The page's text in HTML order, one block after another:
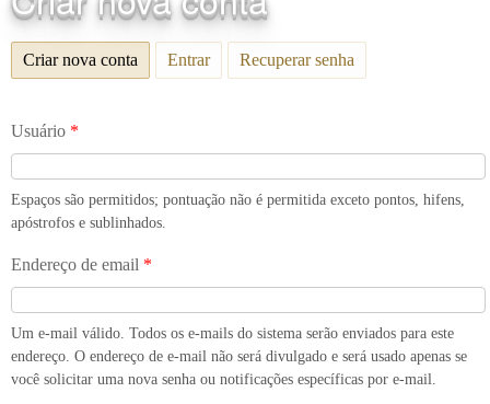
Criar nova conta (aba ativa)
Entrar Recuperar senha
Usuário *
Espaços são permitidos; pontuação não é permitida exceto pontos, hifens,
apóstrofos e sublinhados.
Endereço de email *
Um e-mail válido. Todos os e-mails do sistema serão enviados para este
endereço. O endereço de e-mail não será divulgado e será usado apenas se
você solicitar uma nova senha ou notificações específicas por e-mail.